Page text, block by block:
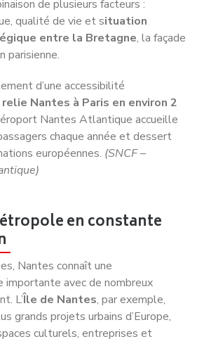
entre la Bretagne, la façade
parisienne.
d’une accessibilité
Nantes Atlantique accueille
chaque année et dessert
européennes.(SNCF –
Nantes connaît une
avec de nombreux
L’Île de Nantes, par exemple,
grands projets urbains d’Europe,
culturels, entreprises et